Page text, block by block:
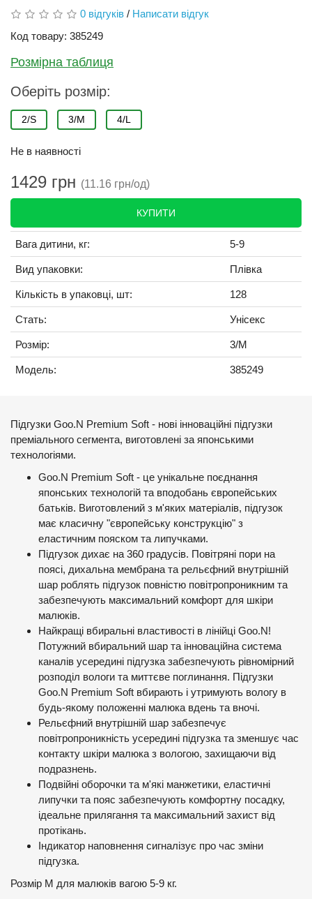
0 відгуків / Написати відгук
Код товару: 385249
Розмірна таблиця
Оберіть розмір:
2/S 3/M 4/L
Не в наявності
1429 грн (11.16 грн/од)
КУПИТИ
Вага дитини, кг: 5-9
Вид упаковки: Плівка
Кількість в упаковці, шт: 128
Стать: Унісекс
Розмір: 3/M
Модель: 385249
Підгузки Goo.N Premium Soft - нові інноваційні підгузки
преміального сегмента, виготовлені за японськими
технологіями.
Goo.N Premium Soft - це унікальне поєднання
японських технологій та вподобань європейських
батьків. Виготовлений з м'яких матеріалів, підгузок
має класичну "європейську конструкцію" з
еластичним пояском та липучками.
Підгузок дихає на 360 градусів. Повітряні пори на
поясі, дихальна мембрана та рельєфний внутрішній
шар роблять підгузок повністю повітропроникним та
забезпечують максимальний комфорт для шкіри
малюків.
Найкращі вбиральні властивості в лінійці Goo.N!
Потужний вбиральний шар та інноваційна система
каналів усередині підгузка забезпечують рівномірний
розподіл вологи та миттєве поглинання. Підгузки
Goo.N Premium Soft вбирають і утримують вологу в
будь-якому положенні малюка вдень та вночі.
Рельєфний внутрішній шар забезпечує
повітропроникність усередині підгузка та зменшує час
контакту шкіри малюка з вологою, захищаючи від
подразнень.
Подвійні оборочки та м'які манжетики, еластичні
липучки та пояс забезпечують комфортну посадку,
ідеальне прилягання та максимальний захист від
протікань.
Індикатор наповнення сигналізує про час зміни
підгузка.
Розмір М для малюків вагою 5-9 кг.